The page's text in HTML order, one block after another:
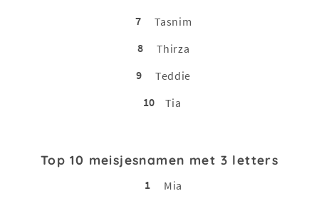
7
Tasnim
8
Thirza
9
Teddie
10
Tia
Top 10 meisjesnamen met 3 letters
1 Mia